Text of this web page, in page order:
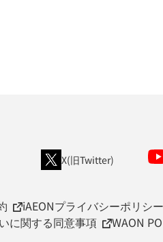
X(旧Twitter)
iAEONプライバシーポリシー
に関する同意事項
WAON